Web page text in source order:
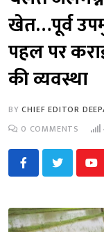
खेत…पूर्व
पहल पर
की व्यवस्था
BYCHIEF EDITOR
0 COMMENTS